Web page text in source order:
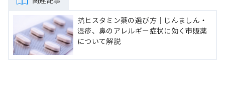
抗ヒスタミン薬の選び方｜じんましん・
湿疹、鼻のアレルギー症状に効く市販薬
について解説